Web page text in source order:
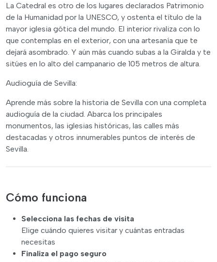
La Catedral es otro de los lugares declarados Patrimonio
de la Humanidad por la UNESCO, y ostenta el título de la
mayor iglesia gótica del mundo. El interior rivaliza con lo
que contemplas en el exterior, con una artesanía que te
dejará asombrado. Y aún más cuando subas a la Giralda y te
sitúes en lo alto del campanario de 105 metros de altura.
Audioguía de Sevilla:
Aprende más sobre la historia de Sevilla con una completa
audioguía de la ciudad. Abarca los principales
monumentos, las iglesias históricas, las calles más
destacadas y otros innumerables puntos de interés de
Sevilla.
Cómo funciona
Selecciona las fechas de visita
Elige cuándo quieres visitar y cuántas entradas
necesitas
Finaliza el pago seguro